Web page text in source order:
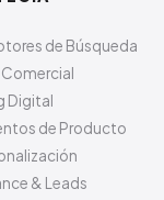
de Búsqueda
Digital
de Producto
& Leads